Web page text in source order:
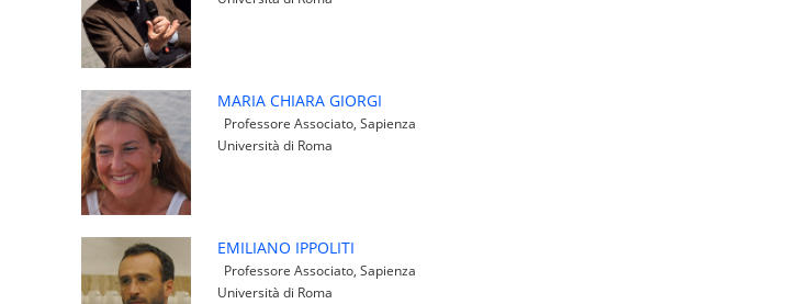
MARIA CHIARA GIORGI
Professore Associato, Sapienza
Università di Roma
EMILIANO IPPOLITI
Professore Associato, Sapienza
Università di Roma